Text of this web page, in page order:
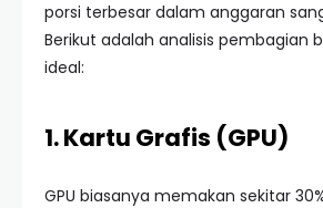
porsi terbesar dalam anggaran
Berikut adalah analisis pembagian
ideal:
1. Kartu Grafis (GPU)
GPU biasanya memakan sekitar